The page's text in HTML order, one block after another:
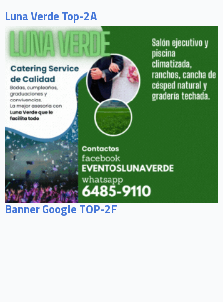
Luna Verde Top-2A
Banner Google TOP-2F